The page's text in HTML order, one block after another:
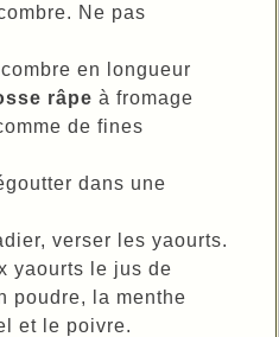
Ne pas
en longueur
râpe à fromage
de fines
dans une
verser les yaourts.
yaourts le jus de
poudre, la menthe
et le poivre.